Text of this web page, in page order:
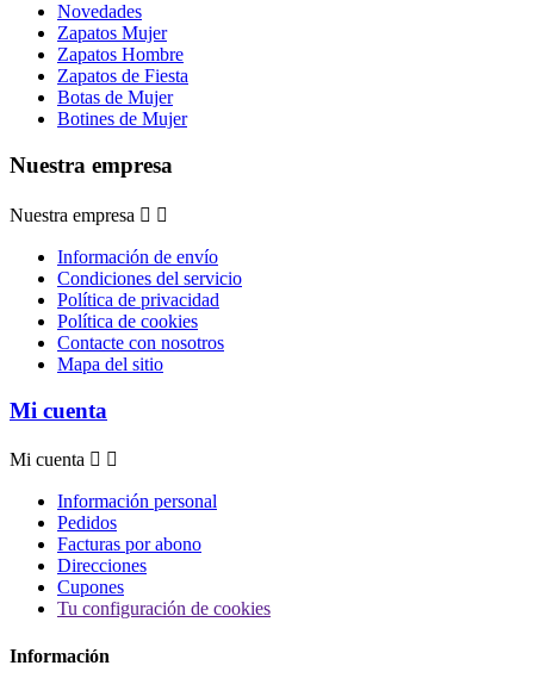
Novedades
Zapatos Mujer
Zapatos Hombre
Zapatos de Fiesta
Botas de Mujer
Botines de Mujer
Nuestra empresa
Nuestra empresa  
Información de envío
Condiciones del servicio
Política de privacidad
Política de cookies
Contacte con nosotros
Mapa del sitio
Mi cuenta
Mi cuenta  
Información personal
Pedidos
Facturas por abono
Direcciones
Cupones
Tu configuración de cookies
Información